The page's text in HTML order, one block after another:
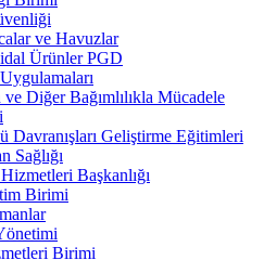
ve Havuzlar
Ürünler PGD
Diğer Bağımlılıkla Mücadele
Davranışları Geliştirme Eğitimleri
Sağlığı
Başkanlığı
Birimi
Birimi